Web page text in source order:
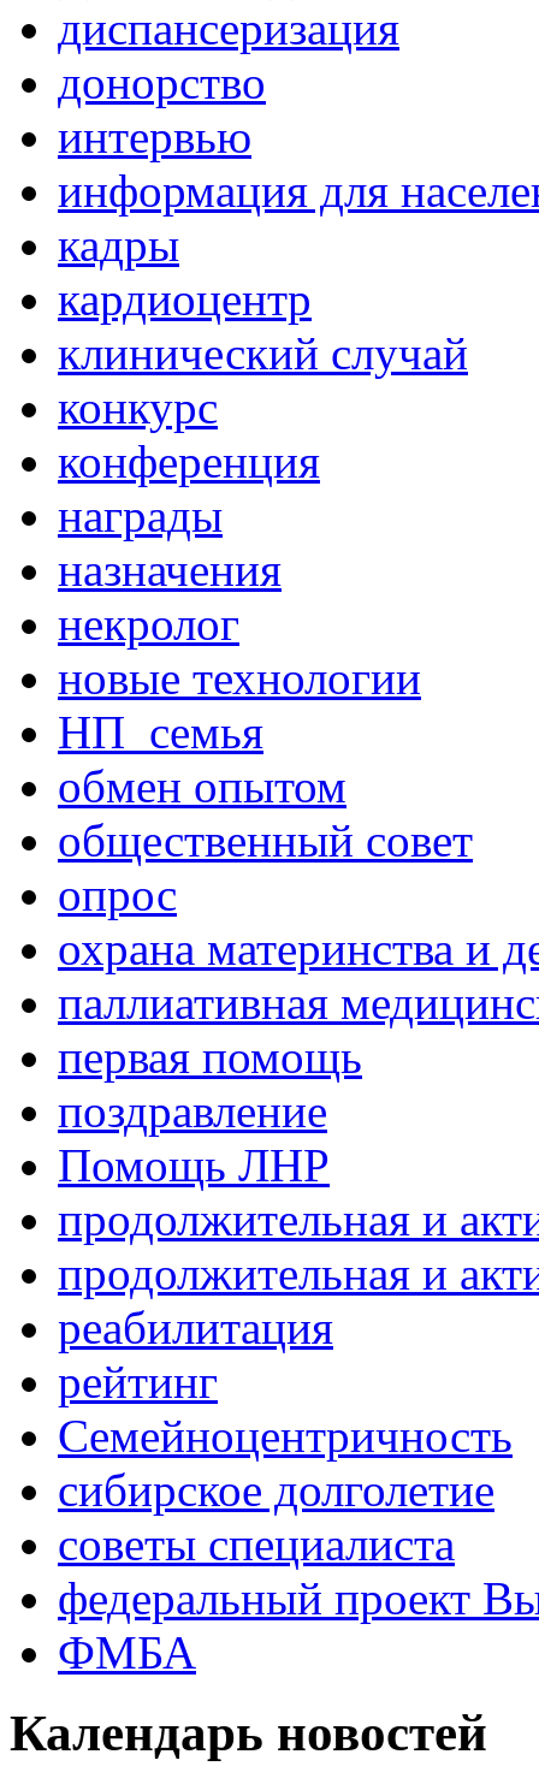
диспансеризация
донорство
интервью
информация для
кадры
кардиоцентр
клинический случай
конкурс
конференция
награды
назначения
некролог
новые технологии
НП_семья
обмен опытом
общественный совет
опрос
охрана материнства и
паллиативная
первая помощь
поздравление
Помощь ЛНР
продолжительная и
продолжительная и
реабилитация
рейтинг
Семейноцентричность
сибирское долголетие
советы специалиста
федеральный проект
ФМБА
Календарь новостей